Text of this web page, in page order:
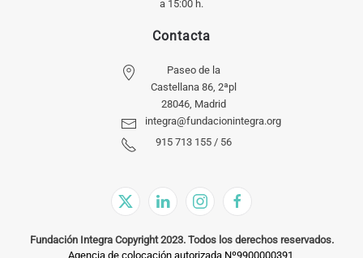
a 15:00 h.
Contacta
Paseo de la
Castellana 86, 2ªpl
28046, Madrid
integra@fundacionintegra.org
915 713 155 / 56
Fundación Integra Copyright 2023. Todos los derechos reservados.
Agencia de colocación autorizada Nº9900000391